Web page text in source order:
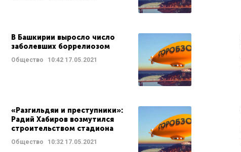
В Башкирии выросло число
заболевших боррелиозом
Общество 10:42 17.05.2021
«Разгильдяи и преступники»:
Радий Хабиров возмутился
строительством стадиона
Общество 10:32 17.05.2021